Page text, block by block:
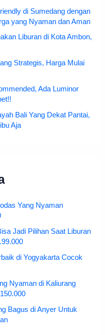
di Sumedang dengan
yang Nyaman dan Aman
Liburan di Kota Ambon,
Strategis, Harga Mulai
Ada Luminor
Bali Yang Dekat Pantai,
Aja
Yang Nyaman
Jadi Pilihan Saat Liburan
di Yogyakarta Cocok
Nyaman di Kaliurang
Bagus di Anyer Untuk